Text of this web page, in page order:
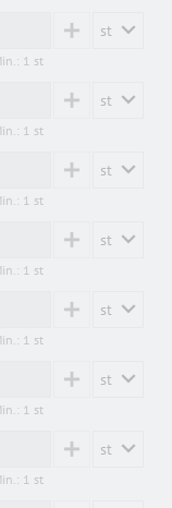
PLUSst
1 st
PLUSst
1 st
PLUSst
1 st
PLUSst
1 st
PLUSst
1 st
PLUSst
1 st
PLUSst
1 st